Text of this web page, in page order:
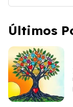
Últimos